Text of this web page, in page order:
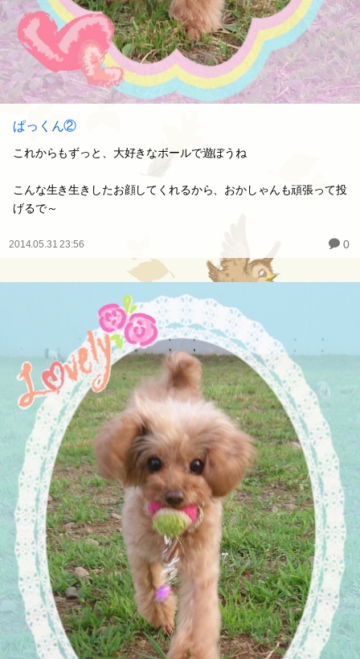
ぱっくん②
これからもずっと、大好きなボールで遊ぼうね
こんな生き生きしたお顔してくれるから、おかしゃんも頑張って投
げるで～
2014.05.31 23:56 0